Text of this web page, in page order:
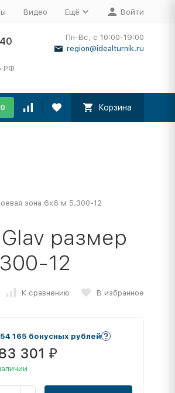
Видео Ещё Войти
РФ
Пн-Вс, с 10:00-19:00
region@idealturnik.ru
Корзина
зона 6х6 м 5.300-12
размер
12
К сравнению В избранное
165 бонусных рублей
301 ₽